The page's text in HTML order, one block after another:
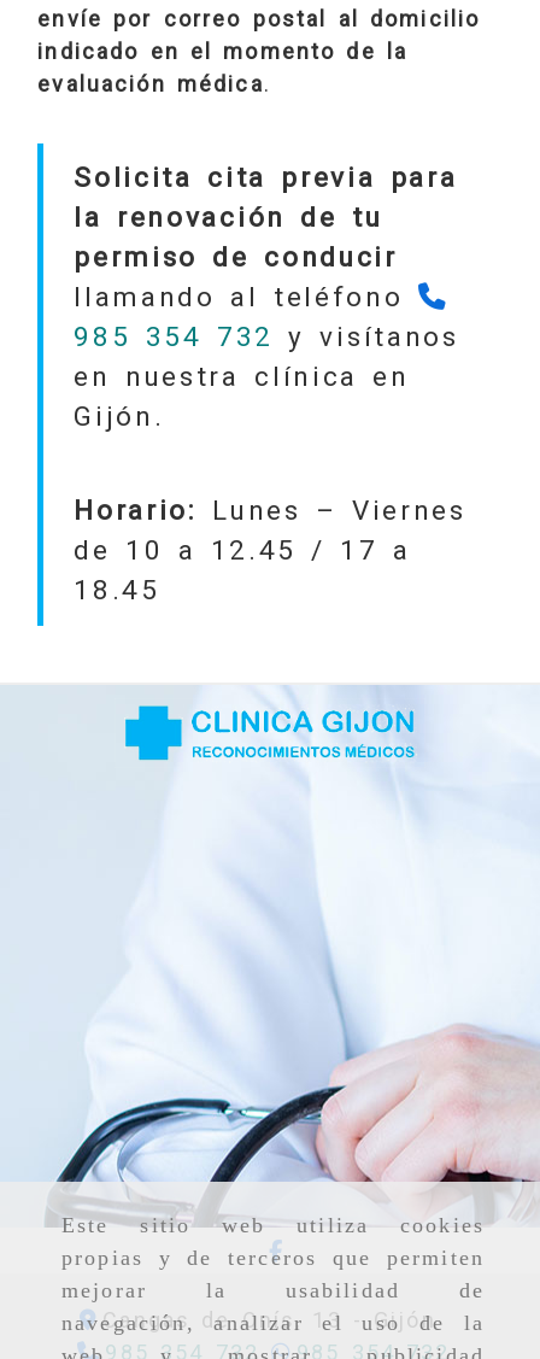
Este sitio web utiliza cookies
propias y de terceros que permiten
mejorar la usabilidad de
navegación, analizar el uso de la
envíe por correo postal al domicilio
indicado en el momento de la
evaluación médica.
Solicita cita previa para
la renovación de tu
permiso de conducir
llamando al teléfono
985 354 732
y visítanos
en nuestra clínica en
Gijón.
Horario:
Lunes – Viernes
de 10 a 12.45 / 17 a
18.45
Cangas de Onís, 13 -Gijón
985 354 732
985 354 732